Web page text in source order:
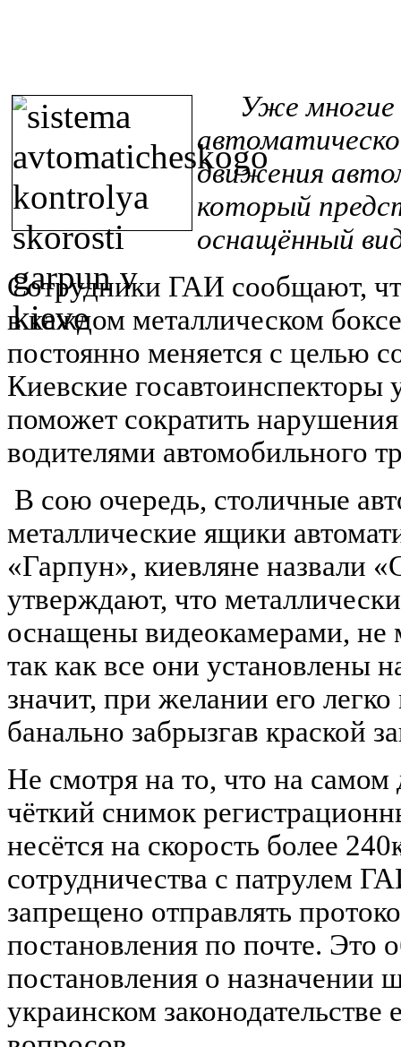
Уже многие
движения
который
оснащённый
Сотрудники ГАИ сообщают,
в каждом металлическом
постоянно меняется с целью
Киевские госавтоинспекторы
поможет сократить
водителями автомобильного
В сою очередь, столичные
металлические ящики
«Гарпун», киевляне назвали
утверждают, что
оснащены видеокамерами, не
так как все они установлены
значит, при желании его
банально забрызгав краской
Не смотря на то, что на самом
чёткий снимок
несётся на скорость более
сотрудничества с патрулем
запрещено отправлять
постановления по почте. Это
постановления о назначении
украинском